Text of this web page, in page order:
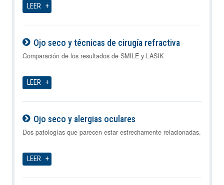
LEER
Ojo seco y técnicas de cirugía refractiva
09-08-2026
Comparación de los resultados de SMILE y LASIK
LEER
Ojo seco y alergias oculares
09-08-2026
Dos patologías que parecen estar estrechamente relacionadas.
LEER